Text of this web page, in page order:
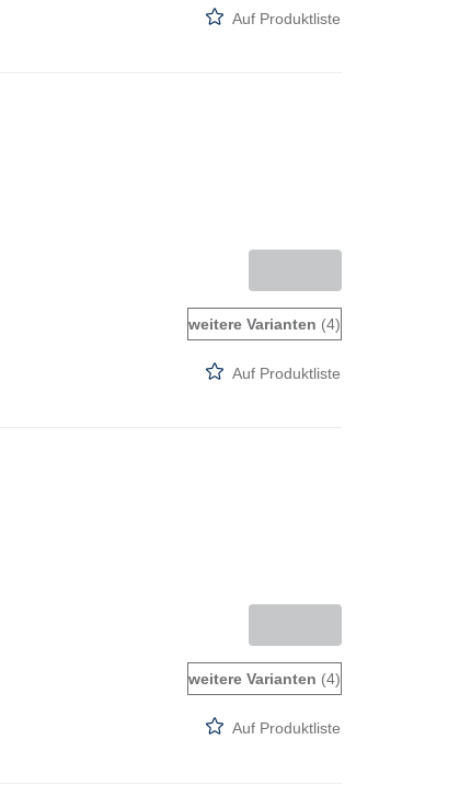
Auf Produktliste
weitere Varianten (4)
Auf Produktliste
weitere Varianten (4)
Auf Produktliste